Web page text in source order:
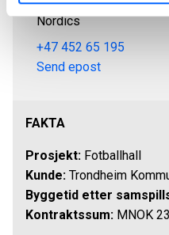
Nordics
+47 452 65 195
Send epost
FAKTA
Prosjekt: Fotballhall
Kunde: Trondheim
Byggetid etter
Kontraktssum: MNOK